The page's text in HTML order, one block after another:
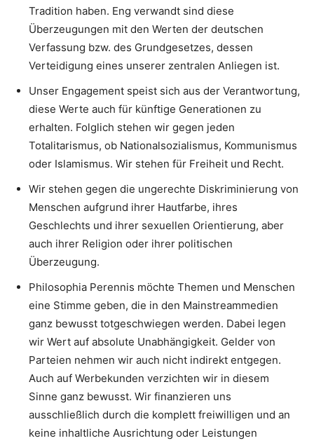
Tradition haben. Eng verwandt sind diese
Überzeugungen mit den Werten der deutschen
Verfassung bzw. des Grundgesetzes, dessen
Verteidigung eines unserer zentralen Anliegen ist.
Unser Engagement speist sich aus der Verantwortung,
diese Werte auch für künftige Generationen zu
erhalten. Folglich stehen wir gegen jeden
Totalitarismus, ob Nationalsozialismus, Kommunismus
oder Islamismus. Wir stehen für Freiheit und Recht.
Wir stehen gegen die ungerechte Diskriminierung von
Menschen aufgrund ihrer Hautfarbe, ihres
Geschlechts und ihrer sexuellen Orientierung, aber
auch ihrer Religion oder ihrer politischen
Überzeugung.
Philosophia Perennis möchte Themen und Menschen
eine Stimme geben, die in den Mainstreammedien
ganz bewusst totgeschwiegen werden. Dabei legen
wir Wert auf absolute Unabhängigkeit. Gelder von
Parteien nehmen wir auch nicht indirekt entgegen.
Auch auf Werbekunden verzichten wir in diesem
Sinne ganz bewusst. Wir finanzieren uns
ausschließlich durch die komplett freiwilligen und an
keine inhaltliche Ausrichtung oder Leistungen